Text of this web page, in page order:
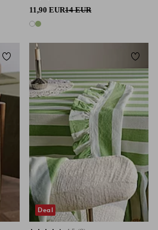
11,90 EUR14 EUR
2 värejä
Lisää suosikkeihin
Deal
Lisää